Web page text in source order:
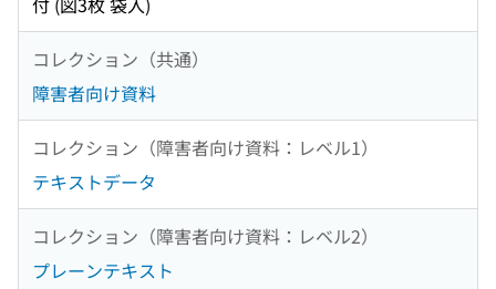
コレクション（共通）
障害者向け資料
コレクション（障害者向け資料：レベル1）
テキストデータ
コレクション（障害者向け資料：レベル2）
プレーンテキスト